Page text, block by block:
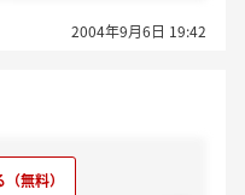
2004年9月6日 19:42